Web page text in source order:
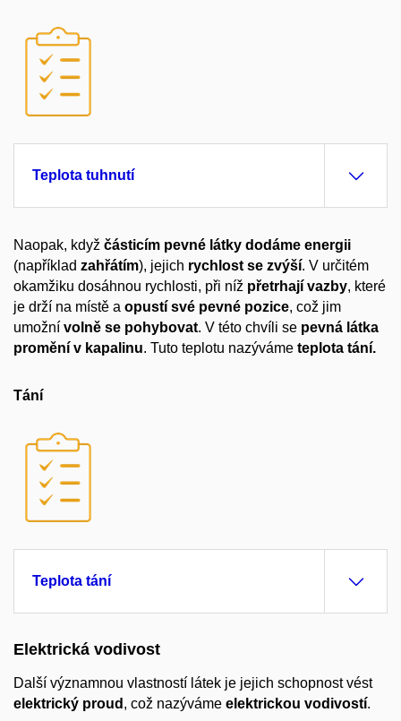
Teplota tuhnutí
Naopak, když částicím pevné látky dodáme energii
(například zahřátím), jejich rychlost se zvýší. V určitém
okamžiku dosáhnou rychlosti, při níž přetrhají vazby, které
je drží na místě a opustí své pevné pozice, což jim
umožní volně se pohybovat. V této chvíli se pevná látka
promění v kapalinu. Tuto teplotu nazýváme teplota tání.
Tání
Teplota tání
Elektrická vodivost
Další významnou vlastností látek je jejich schopnost vést
elektrický proud , což nazýváme elektrickou vodivostí.